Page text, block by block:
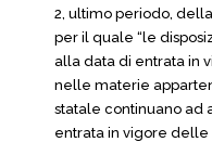
2, ultimo periodo,
per il quale “le
alla data di entrata in
nelle materie
statale continuano ad
entrata in vigore delle